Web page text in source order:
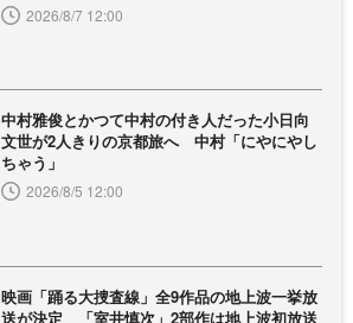
2026/8/7 12:00
中村雅俊とかつて中村の付き人だった小日向
文世が2人きりの京都旅へ 中村「にやにやし
ちゃう」
2026/8/5 12:00
映画「踊る大捜査線」全9作品の地上波一挙放
送が決定 「室井慎次」2部作は地上波初放送